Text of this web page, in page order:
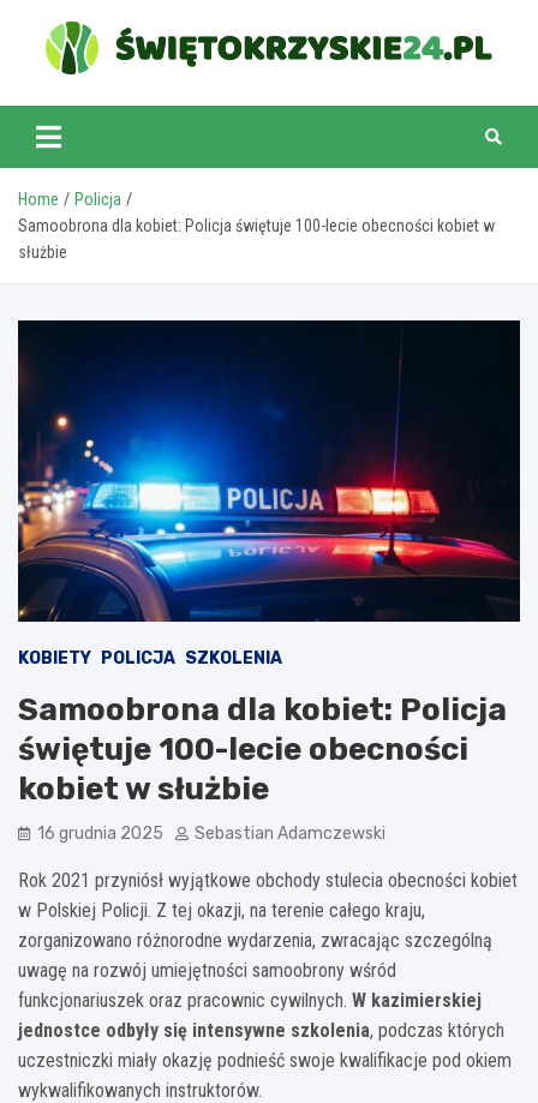
content
swietokrzyskie24.pl
Home
Policja
Samoobrona dla kobiet: Policja świętuje 100-lecie obecności kobiet w
służbie
KOBIETY POLICJA SZKOLENIA
Samoobrona dla kobiet: Policja
świętuje 100-lecie obecności
kobiet w służbie
16 grudnia 2025 Sebastian Adamczewski
Rok 2021 przyniósł wyjątkowe obchody stulecia obecności kobiet
w Polskiej Policji. Z tej okazji, na terenie całego kraju,
zorganizowano różnorodne wydarzenia, zwracając szczególną
uwagę na rozwój umiejętności samoobrony wśród
funkcjonariuszek oraz pracownic cywilnych. W kazimierskiej
jednostce odbyły się intensywne szkolenia, podczas których
uczestniczki miały okazję podnieść swoje kwalifikacje pod okiem
wykwalifikowanych instruktorów.